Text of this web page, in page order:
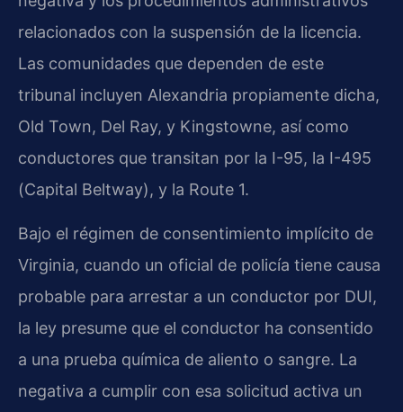
relacionados con la suspensión de la licencia.
Las comunidades que dependen de este
tribunal incluyen Alexandria propiamente dicha,
Old Town, Del Ray, y Kingstowne, así como
conductores que transitan por la I-95, la I-495
(Capital Beltway), y la Route 1.
Bajo el régimen de consentimiento implícito de
Virginia, cuando un oficial de policía tiene causa
probable para arrestar a un conductor por DUI,
la ley presume que el conductor ha consentido
a una prueba química de aliento o sangre. La
negativa a cumplir con esa solicitud activa un